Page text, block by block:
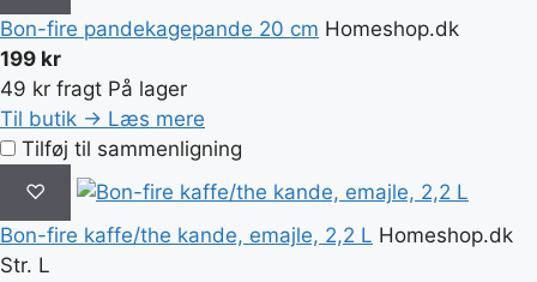
Bon-fire pandekagepande 20 cm Homeshop.dk
199 kr
49 kr fragt På lager
Til butik → Læs mere
Tilføj til sammenligning
♡
Bon-fire kaffe/the kande, emajle, 2,2 L Homeshop.dk
Str. L